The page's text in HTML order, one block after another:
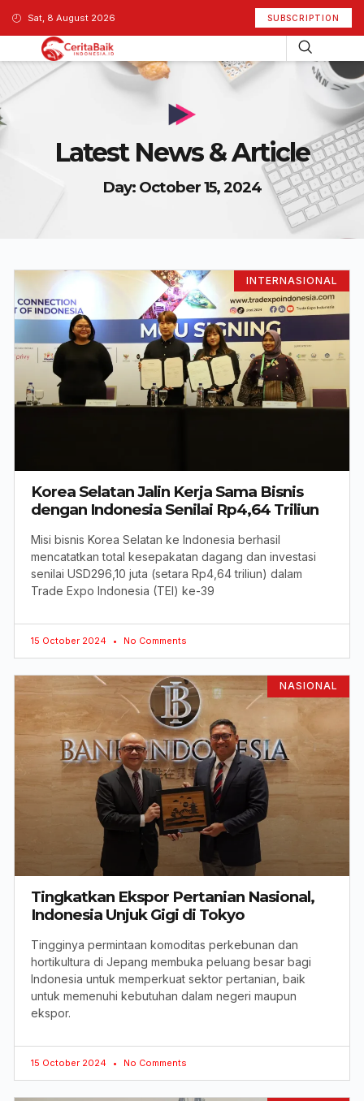
Sat, 8 August 2026 SUBSCRIPTION
Latest News & Article
Day: October 15, 2024
INTERNASIONAL
Korea Selatan Jalin Kerja Sama Bisnis
dengan Indonesia Senilai Rp4,64 Triliun
Misi bisnis Korea Selatan ke Indonesia berhasil
mencatatkan total kesepakatan dagang dan investasi
senilai USD296,10 juta (setara Rp4,64 triliun) dalam
Trade Expo Indonesia (TEI) ke-39
15 October 2024 No Comments
NASIONAL
Tingkatkan Ekspor Pertanian Nasional,
Indonesia Unjuk Gigi di Tokyo
Tingginya permintaan komoditas perkebunan dan
hortikultura di Jepang membuka peluang besar bagi
Indonesia untuk memperkuat sektor pertanian, baik
untuk memenuhi kebutuhan dalam negeri maupun
ekspor.
15 October 2024 No Comments